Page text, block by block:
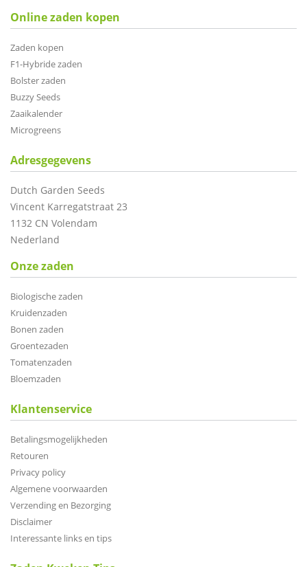
Online zaden kopen
Zaden kopen
F1-Hybride zaden
Bolster zaden
Buzzy Seeds
Zaaikalender
Microgreens
Adresgegevens
Dutch Garden Seeds
Vincent Karregatstraat 23
1132 CN Volendam
Nederland
Onze zaden
Biologische zaden
Kruidenzaden
Bonen zaden
Groentezaden
Tomatenzaden
Bloemzaden
Klantenservice
Betalingsmogelijkheden
Retouren
Privacy policy
Algemene voorwaarden
Verzending en Bezorging
Disclaimer
Interessante links en tips